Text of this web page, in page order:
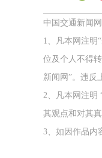
中国交通新闻
1、凡本网注明
位及个人不得
新闻网”。违反
2、凡本网注明
其观点和对其真
3、如因作品内